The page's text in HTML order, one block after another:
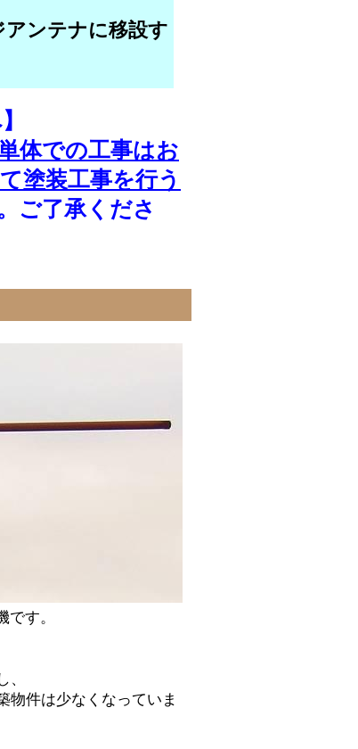
ンテナに移設す
体での工事はお
塗装工事を行う
ご了承くださ
です。
、
物件は少なくなっていま